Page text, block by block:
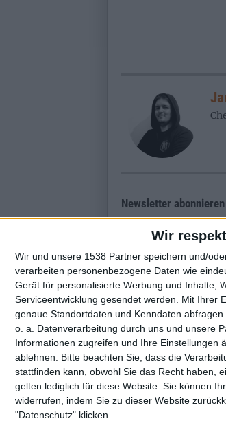
Wir
Wir und unsere 1538 Partner speichern und/
verarbeiten personenbezogene Daten wie
Gerät für personalisierte Werbung und Inhalte,
Serviceentwicklung gesendet werden.
Mit Ihrer
genaue Standortdaten und Kenndaten
o. a. Datenverarbeitung durch uns und unsere
Informationen zugreifen und Ihre Einstellungen
ablehnen.
Bitte beachten Sie, dass die
stattfinden kann, obwohl Sie das Recht haben,
gelten lediglich für diese Website. Sie können
widerrufen, indem Sie zu dieser Website
"Datenschutz" klicken.
Newsletter abonnieren
Evilfeast -
6/10
Above Aurora
Path To Ruin